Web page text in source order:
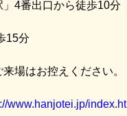
4番出口から徒歩10分
15分
場はお控えください。